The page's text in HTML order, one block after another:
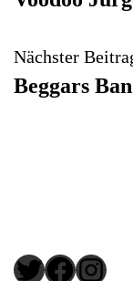
Nächster
Beggars
Twitter